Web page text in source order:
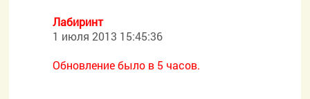
Лабиринт
1 июля 2013 15:45:36
Обновление было в 5 часов.